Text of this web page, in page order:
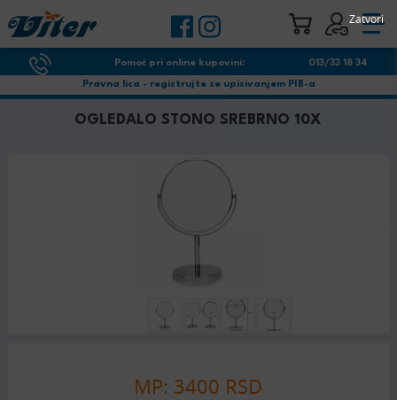
Pomoć pri online kupovini: 013/33 18 34
Pravna lica - registrujte se upisivanjem PIB-a
OGLEDALO STONO SREBRNO 10X
MP: 3400 RSD
Zatvori